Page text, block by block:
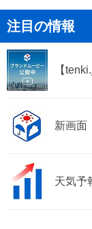
与那原町
粟国村
注目の情報
【
新画面
天気予